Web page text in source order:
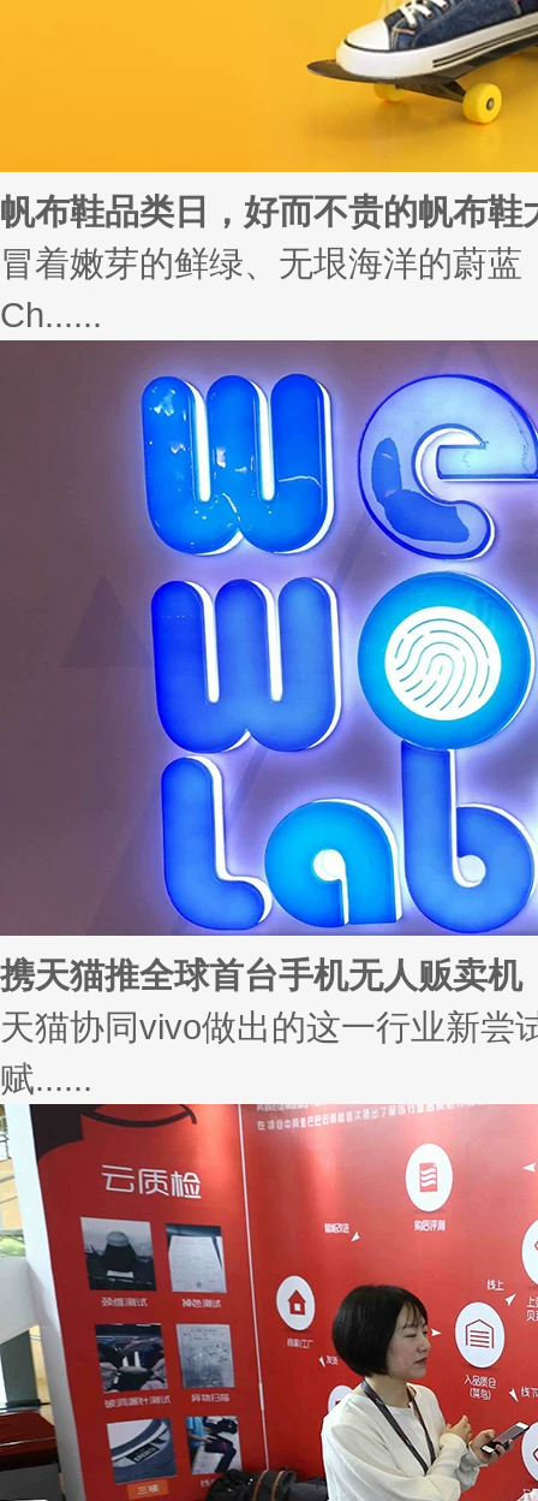
帆布鞋品类日，好而不贵的帆布鞋
冒着嫩芽的鲜绿、无垠海洋的蔚
Ch......
携天猫推全球首台手机无人贩卖机
天猫协同vivo做出的这一行业新尝
赋......